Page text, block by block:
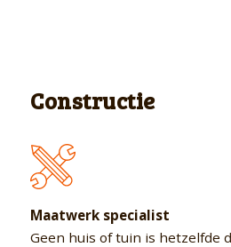
Constructie
Maatwerk specialist
Geen huis of tuin is hetzelfde